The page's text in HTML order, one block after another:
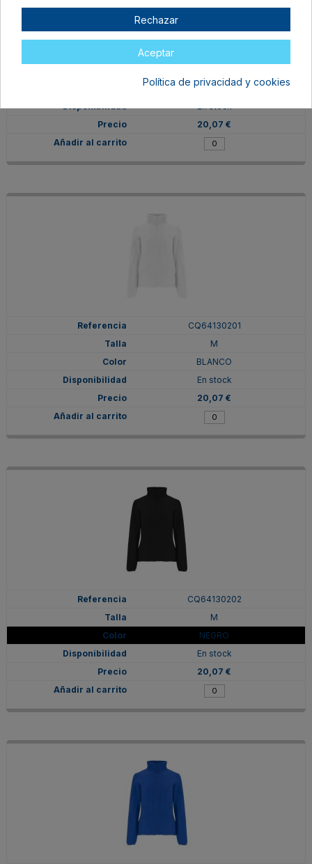
ROSETON
En stock
20,07 €
CQ64130201
M
BLANCO
En stock
20,07 €
CQ64130202
M
NEGRO
En stock
20,07 €
Rechazar
Aceptar
Política de privacidad y cookies